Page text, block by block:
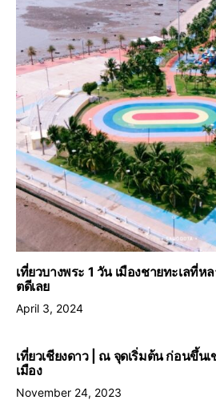
เที่ยวบางพระ 1 วัน เมืองชายทะเลที่
ตดีเลย
April 3, 2024
เที่ยวเชียงดาว | ณ จุดเริ่มต้น ก่อนขึ้น
เมือง
November 24, 2023